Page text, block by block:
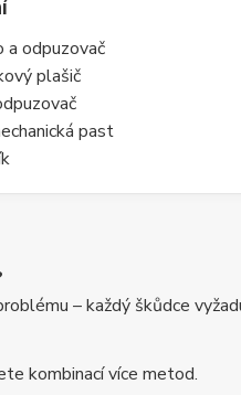
a odpuzovač
plašič
past
– každý škůdce
kombinací více metod.